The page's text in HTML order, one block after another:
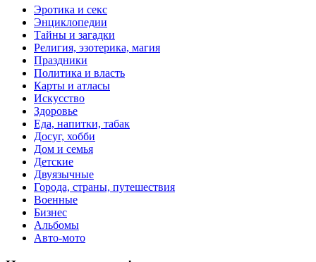
Эротика и секс
Энциклопедии
Тайны и загадки
Религия, эзотерика, магия
Праздники
Политика и власть
Карты и атласы
Искусство
Здоровье
Еда, напитки, табак
Досуг, хобби
Дом и семья
Детские
Двуязычные
Города, страны, путешествия
Военные
Бизнес
Альбомы
Авто-мото